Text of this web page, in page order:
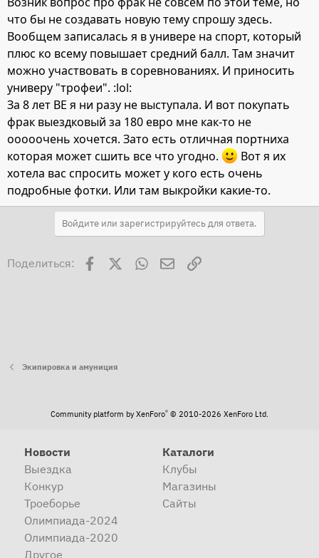
что бы не создавать новую тему спрошу здесь.
Вообщем записалась я в универе на спорт, который
плюс ко всему повышает средний балл. Там значит
можно участвовать в соревнованиях. И приносить
универу "трофеи". :lol:
За 8 лет ВЕ я ни разу не выступала. И вот покупать
фрак выездковый за 180 евро мне как-то не
ооооочень хочется. Зато есть отличная портниха
которая может сшить все что угодно.
Вот я их
хотела вас спросить может у кого есть очень
подробные фотки. Или там выкройки какие-то.
Войдите или зарегистрируйтесь для ответа.
Поделиться: Facebook WhatsAppЭлектронная почта
Ссылка
Экипировка и амуниция
Community platform by XenForo® © 2010-2026 XenForo Ltd.
Новости
Выездка
Конкур
Троеборье
Олимпиада-2024
Олимпиада-2020
Другое
Каталоги
Клубы
Магазины
Сайты